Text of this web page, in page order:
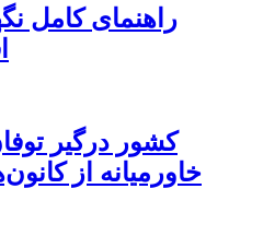
راهنمای کامل
خاورمیانه از